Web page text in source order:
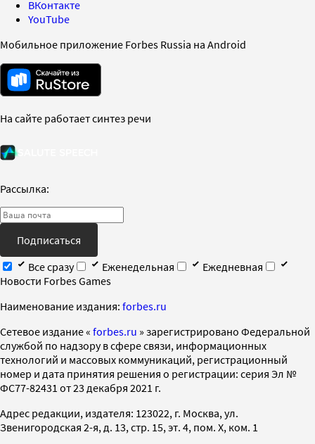
ВКонтакте
YouTube
Мобильное приложение Forbes Russia на Android
На сайте работает синтез речи
Рассылка:
Подписаться
Все сразу
Еженедельная
Ежедневная
Новости Forbes Games
Наименование издания: forbes.ru
Cетевое издание « forbes.ru » зарегистрировано Федеральной
службой по надзору в сфере связи, информационных
технологий и массовых коммуникаций, регистрационный
номер и дата принятия решения о регистрации: серия Эл №
ФС77-82431 от 23 декабря 2021 г.
Адрес редакции, издателя: 123022, г. Москва, ул.
Звенигородская 2-я, д. 13, стр. 15, эт. 4, пом. X, ком. 1